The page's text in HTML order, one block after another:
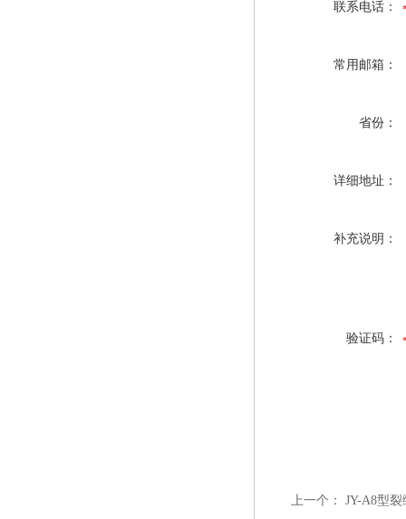
联系电话：
常用邮箱：
省份：
详细地址：
补充说明：
验证码：
上一个： JY-A8型